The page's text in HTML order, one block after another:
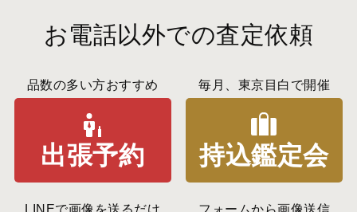
お電話以外での査定依頼
品数の多い方おすすめ
出張予約
毎月、東京目白で開催
持込鑑定会
LINEで画像を送るだけ フォームから画像送信